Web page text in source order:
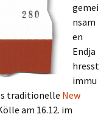
gemei
nsam
en
Endja
hresst
immu
traditionelle New
am 16.12. im